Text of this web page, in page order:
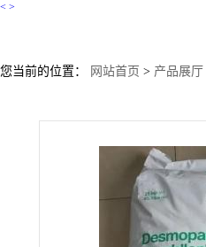
< >
您当前的位置： 网站首页 > 产品展厅